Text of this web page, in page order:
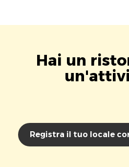
Hai un
Registra il tuo locale